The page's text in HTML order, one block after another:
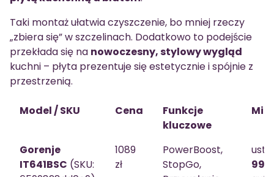
Taki montaż ułatwia czyszczenie, bo mniej rzeczy
„zbiera się” w szczelinach. Dodatkowo to podejście
przekłada się na nowoczesny, stylowy wygląd
kuchni – płyta prezentuje się estetycznie i spójnie z
przestrzenią.
Model / SKU Cena
Funkcje
kluczowe
Gorenje
IT641BSC (SKU:
1089
zł
PowerBoost,
StopGo,
99